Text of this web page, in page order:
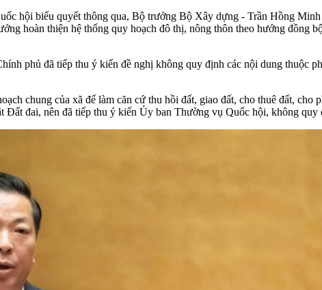
hội biểu quyết thông qua, Bộ trưởng Bộ Xây dựng - Trần Hồng
hoàn thiện hệ thống quy hoạch đô thị, nông thôn theo hướng đồng
phủ đã tiếp thu ý kiến đề nghị không quy định các nội dung thuộc
chung của xã để làm căn cứ thu hồi đất, giao đất, cho thuê đất, cho
đai, nên đã tiếp thu ý kiến Ủy ban Thường vụ Quốc hội, không